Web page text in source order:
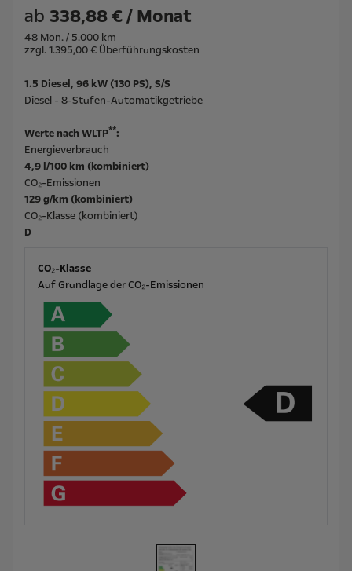
ab 338,88 € / Monat
48 Mon. / 5.000 km
zzgl. 1.395,00 € Überführungskosten
1.5 Diesel, 96 kW (130 PS), S/S
Diesel - 8-Stufen-Automatikgetriebe
Werte nach WLTP**:
Energieverbrauch
4,9 l/100 km (kombiniert)
CO₂-Emissionen
129 g/km (kombiniert)
CO₂-Klasse (kombiniert)
D
CO₂-Klasse
Auf Grundlage der CO₂-Emissionen